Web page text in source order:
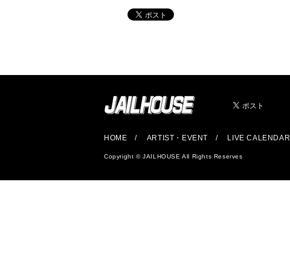
HOME ARTIST・EVENT LIVE CALENDAR
Copyright © JAILHOUSE All Rights Reserves